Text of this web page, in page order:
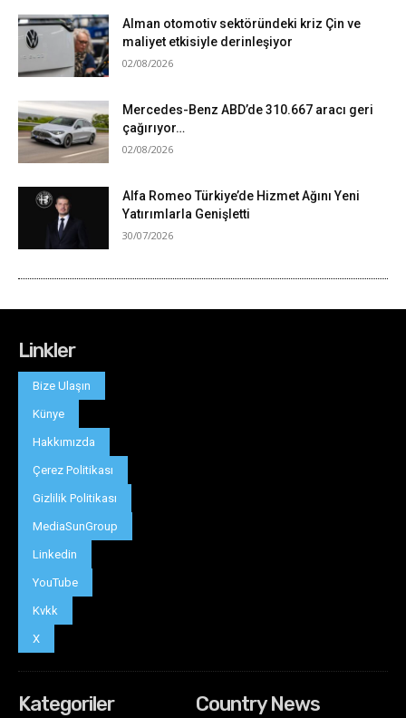
Linkler
Bize Ulaşın
Künye
Hakkımızda
Çerez Politikası
Gizlilik Politikası
MediaSunGroup
Linkedin
YouTube
Kvkk
X
Kategoriler
Country News